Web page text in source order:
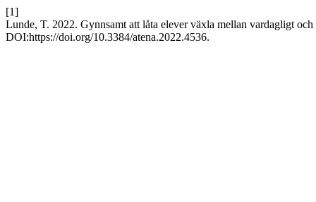
[1]
Lunde, T. 2022. Gynnsamt att låta elever växla mellan vardagligt
DOI:https://doi.org/10.3384/atena.2022.4536.